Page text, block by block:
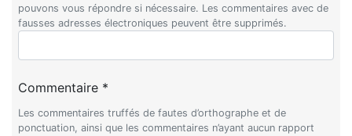
pouvons vous répondre si nécessaire. Les commentaires avec de
fausses adresses électroniques peuvent être supprimés.
Commentaire *
Les commentaires truffés de fautes d’orthographe et de
ponctuation, ainsi que les commentaires n’ayant aucun rapport